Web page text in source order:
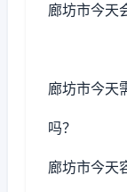
廊坊市今天
廊坊市今天
吗？
廊坊市今天